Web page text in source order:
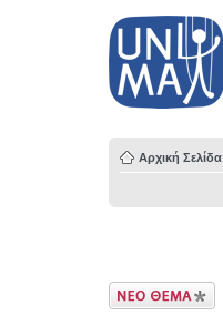
Αρχική Σελίδα
Δημιουργία νέου
θέματος